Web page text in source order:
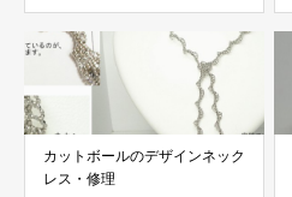
カットボールのデザインネック
レス・修理